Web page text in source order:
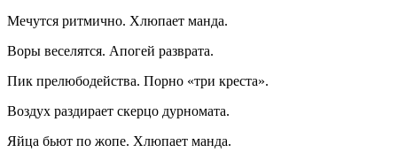
Мечутся ритмично. Хлюпает манда.
Воры веселятся. Апогей разврата.
Пик прелюбодейства. Порно «три креста».
Воздух раздирает скерцо дурномата.
Яйца бьют по жопе. Хлюпает манда.